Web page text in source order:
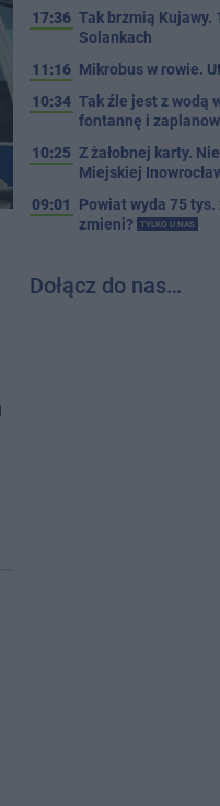
17:36 Tak brzmią Kujawy.
Solankach
11:16 Mikrobus w rowie.
10:34 Tak źle jest z wodą
fontannę i
10:25 Z żałobnej karty.
Miejskiej
09:01
Powiat wyda 75 tys.
zmieni?
TYLKO U NAS
Dołącz do nas…